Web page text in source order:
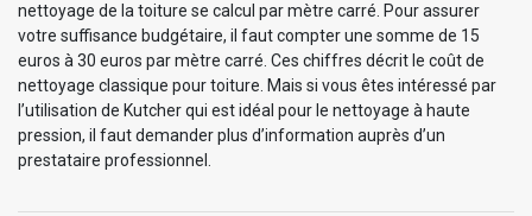
nettoyage de la toiture se calcul par mètre carré. Pour assurer
votre suffisance budgétaire, il faut compter une somme de 15
euros à 30 euros par mètre carré. Ces chiffres décrit le coût de
nettoyage classique pour toiture. Mais si vous êtes intéressé par
l’utilisation de Kutcher qui est idéal pour le nettoyage à haute
pression, il faut demander plus d’information auprès d’un
prestataire professionnel.